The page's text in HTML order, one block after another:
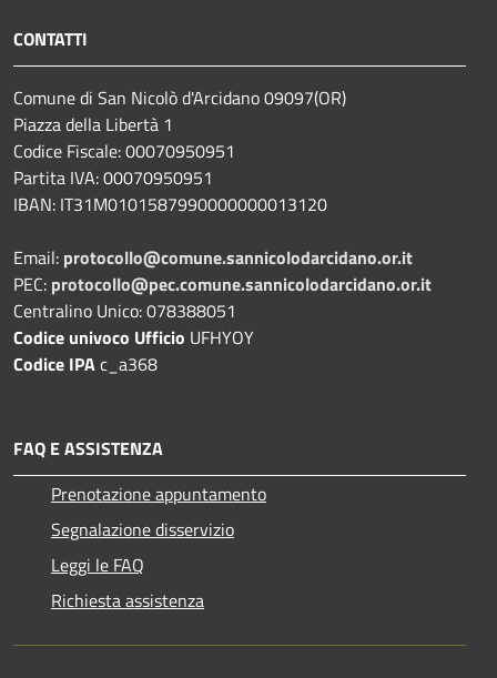
CONTATTI
Comune di San Nicolò d'Arcidano 09097(OR)
Piazza della Libertà 1
Codice Fiscale: 00070950951
Partita IVA: 00070950951
IBAN: IT31M0101587990000000013120
Email: protocollo@comune.sannicolodarcidano.or.it
PEC: protocollo@pec.comune.sannicolodarcidano.or.it
Centralino Unico: 078388051
Codice univoco Ufficio UFHYOY
Codice IPAc_a368
FAQ E ASSISTENZA
Prenotazione appuntamento
Segnalazione disservizio
Leggi le FAQ
Richiesta assistenza